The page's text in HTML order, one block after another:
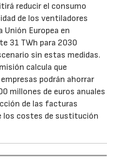
reducir el consumo
de los ventiladores
Unión Europea en
31 TWh para 2030
sin estas medidas.
calcula que
podrán ahorrar
millones de euros anuales
de las facturas
los costes de sustitución